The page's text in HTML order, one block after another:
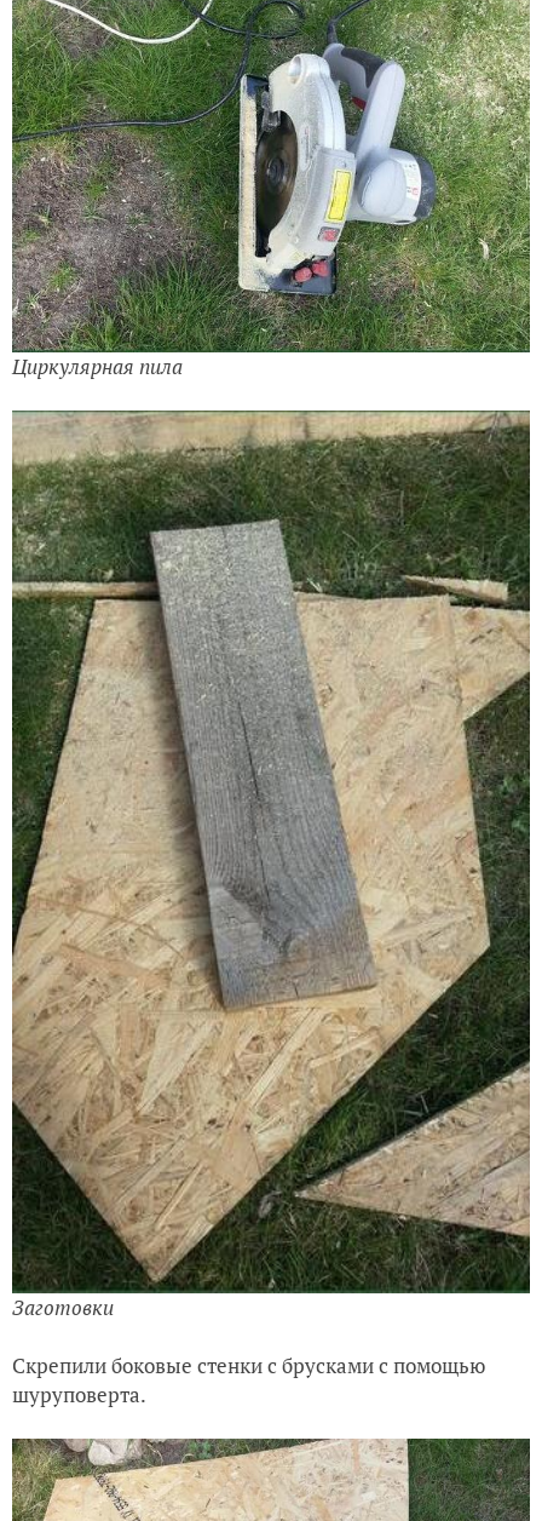
Циркулярная пила
Заготовки
Скрепили боковые стенки с брусками с помощью
шуруповерта.